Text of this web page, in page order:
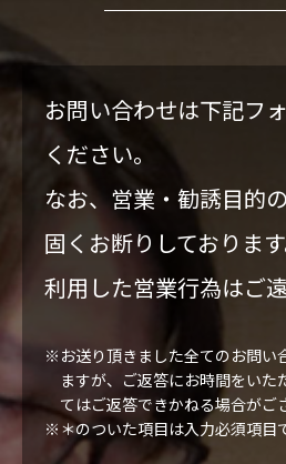
VIDEO
BLOG
お問い合わせは下記フ
ください。
なお、営業・勧誘目的
固くお断りしておりま
利用した営業行為はご
お送り頂きました全てのお問い
ますが、ご返答にお時間をいた
てはご返答できかねる場合がご
＊のついた項目は入力必須項目